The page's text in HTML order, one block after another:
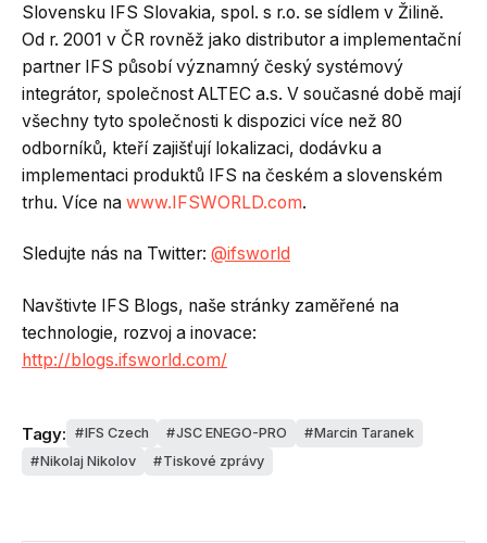
Slovensku IFS Slovakia, spol. s r.o. se sídlem v Žilině.
Od r. 2001 v ČR rovněž jako distributor a implementační
partner IFS působí významný český systémový
integrátor, společnost ALTEC a.s. V současné době mají
všechny tyto společnosti k dispozici více než 80
odborníků, kteří zajišťují lokalizaci, dodávku a
implementaci produktů IFS na českém a slovenském
trhu. Více na www.IFSWORLD.com.
Sledujte nás na Twitter: @ifsworld
Navštivte IFS Blogs, naše stránky zaměřené na
technologie, rozvoj a inovace:
http://blogs.ifsworld.com/
Tagy: IFS Czech JSC ENEGO-PRO
Marcin Taranek
Nikolaj Nikolov
Tiskové zprávy